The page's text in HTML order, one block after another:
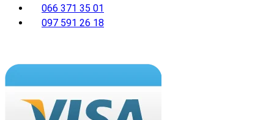
066 371 35 01
097 591 26 18